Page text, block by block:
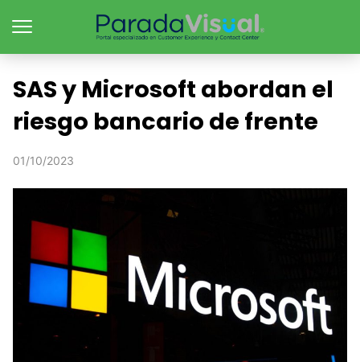
SAS y Microsoft abordan el
riesgo bancario de frente
01/10/2023